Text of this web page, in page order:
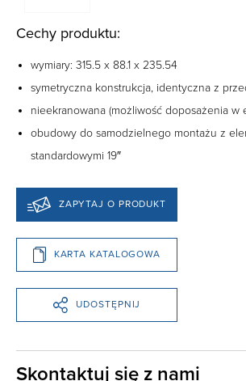
Cechy produktu:
wymiary: 315.5 x 88.1 x 235.54
symetryczna konstrukcja, identyczna z
nieekranowana (możliwość doposażenia w
obudowy do samodzielnego montażu z
standardowymi 19″
ZAPYTAJ O PRODUKT
KARTA KATALOGOWA
UDOSTĘPNIJ
Skontaktuj się z nami